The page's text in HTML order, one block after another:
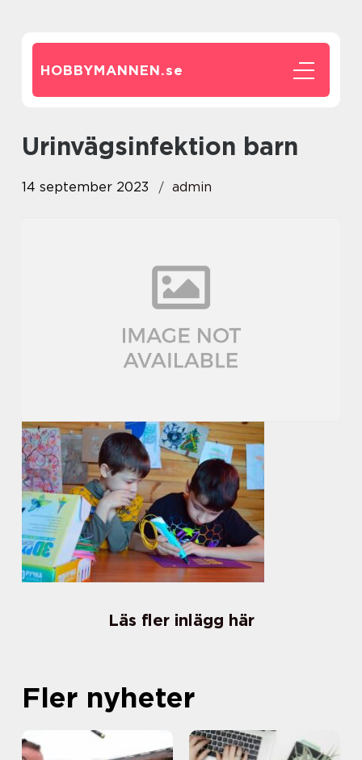
HOBBYMANNEN.se
urinvägsinfektion barn
14 september 2023 admin
Läs fler inlägg här
Fler nyheter